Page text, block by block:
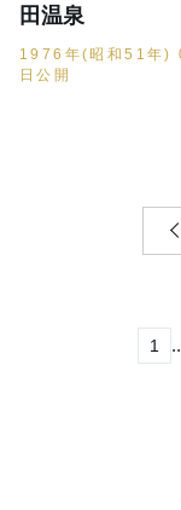
田温泉
1976年(昭和51年)
日公開
1